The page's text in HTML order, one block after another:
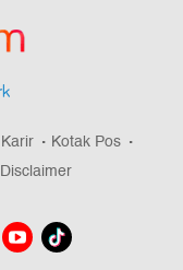
Karir
Kotak Pos
Disclaimer